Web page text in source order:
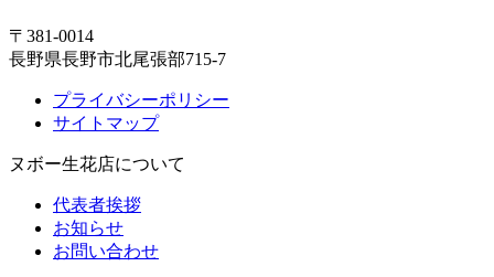
〒381-0014
長野県長野市北尾張部715-7
プライバシーポリシー
サイトマップ
ヌボー生花店について
代表者挨拶
お知らせ
お問い合わせ